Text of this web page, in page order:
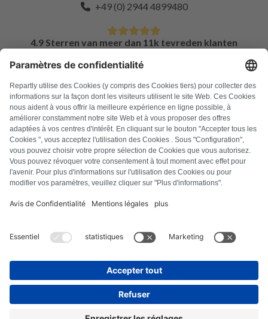
+49 (0) 2944 4899480
4.9 Sterren van meer dan 11k tevreden klanten
FAQ
Alle foutcodes
Over ons
Druk op
Colofon
Algemene voorwaarden
Cookiebeleid
Contract herroepen